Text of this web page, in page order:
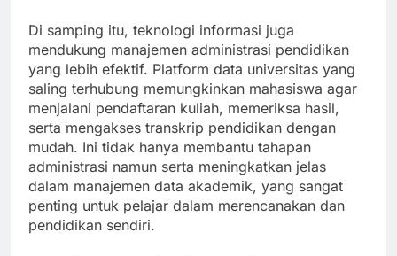
Di samping itu, teknologi informasi juga
mendukung manajemen administrasi pendidikan
yang lebih efektif. Platform data universitas yang
saling terhubung memungkinkan mahasiswa agar
menjalani pendaftaran kuliah, memeriksa hasil,
serta mengakses transkrip pendidikan dengan
mudah. Ini tidak hanya membantu tahapan
administrasi namun serta meningkatkan jelas
dalam manajemen data akademik, yang sangat
penting untuk pelajar dalam merencanakan dan
pendidikan sendiri.